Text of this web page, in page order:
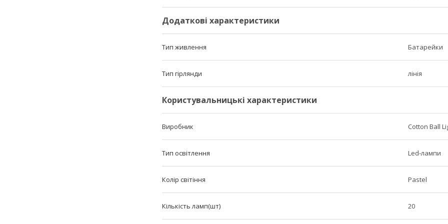
Додаткові характеристики
Тип живлення Батарейки
Тип гірлянди лінія
Користувальницькі характеристики
Виробник Cotton Ball
Тип освітлення Led-лампи
Колір світіння Pastel
Кількість ламп(шт) 20